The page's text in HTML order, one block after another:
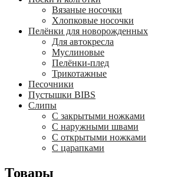
Вязаные носочки
Хлопковые носочки
Пелёнки для новорожденных
Для автокресла
Муслиновые
Пелёнки-плед
Трикотажные
Песочники
Пустышки BIBS
Слипы
С закрытыми ножками
С наружными швами
С открытыми ножками
С царапками
Товары